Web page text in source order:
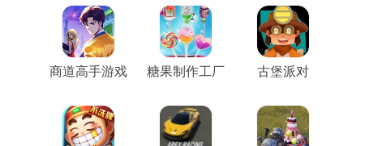
商道高手游戏 糖果制作工厂 古堡派对